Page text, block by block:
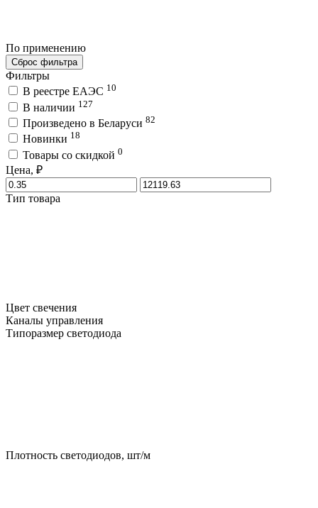
По применению
Сброс фильтра
Фильтры
В реестре ЕАЭС 10
В наличии 127
Произведено в Беларуси 82
Новинки 18
Товары со скидкой 0
Цена, ₽
Тип товара
Цвет свечения
Каналы управления
Типоразмер светодиода
Плотность светодиодов, шт/м